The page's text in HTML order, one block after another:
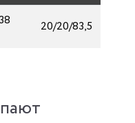
20/20/83,5